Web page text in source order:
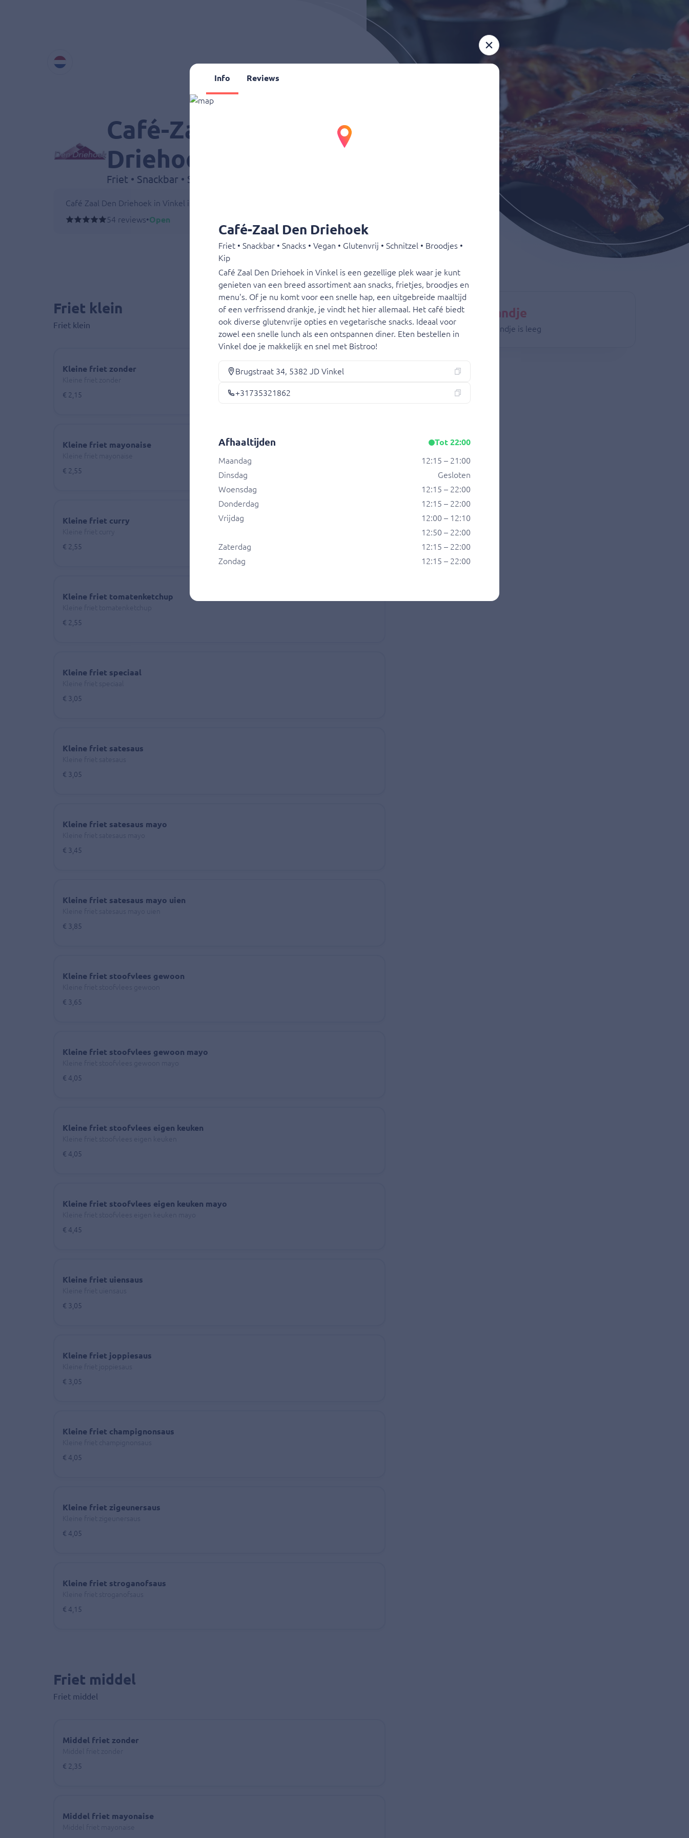
Café-Zaal Den
Driehoek
Café Zaal Den Driehoek in Vinkel is een gezellige plek waar je kunt genieten van een breed assortiment aan snacks, frietjes, broodjes en menu's. Of je nu komt voor
54 reviews•Open
Friet klein
Friet klein
Kleine friet zonder
€ 2,15
Kleine friet mayonaise
€ 2,55
Kleine friet curry
€ 2,55
Kleine friet tomatenketchup
€ 2,55
Kleine friet speciaal
€ 3,05
Kleine friet satesaus
€ 3,05
Kleine friet satesaus mayo
€ 3,45
Kleine friet satesaus mayo uien
€ 3,85
Kleine friet stoofvlees gewoon
€ 3,65
Kleine friet stoofvlees gewoon mayo
€ 4,05
Kleine friet stoofvlees eigen keuken
€ 4,05
Kleine friet stoofvlees eigen keuken mayo
€ 4,45
Kleine friet uiensaus
€ 3,05
Kleine friet joppiesaus
€ 3,05
Kleine friet champignonsaus
€ 4,05
Kleine friet zigeunersaus
€ 4,05
Kleine friet stroganofsaus
€ 4,15
Friet middel
Friet middel
Middel friet zonder
€ 2,35
Middel friet mayonaise
Winkelmandje
Jouw winkelmandje is leeg
Info Reviews
Café-Zaal Den Driehoek
Friet • Snackbar • Snacks • Vegan • Glutenvrij • Schnitzel • Broodjes •
Kip
Café Zaal Den Driehoek in Vinkel is een gezellige plek waar je kunt
genieten van een breed assortiment aan snacks, frietjes, broodjes en
menu's. Of je nu komt voor een snelle hap, een uitgebreide maaltijd
of een verfrissend drankje, je vindt het hier allemaal. Het café biedt
ook diverse glutenvrije opties en vegetarische snacks. Ideaal voor
zowel een snelle lunch als een ontspannen diner. Eten bestellen in
Vinkel doe je makkelijk en snel met Bistroo!
Brugstraat 34, 5382 JD Vinkel
+31735321862
Afhaaltijden
Tot 22:00
Maandag
12:15 – 21:00
Dinsdag
Gesloten
Woensdag
12:15 – 22:00
Donderdag
12:15 – 22:00
Vrijdag
12:00 – 12:10
12:50 – 22:00
Zaterdag
12:15 – 22:00
Zondag
12:15 – 22:00